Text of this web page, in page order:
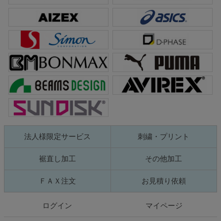
法人様限定サービス 刺繍・プリント
裾直し加工 その他加工
ＦＡＸ注文 お見積り依頼
ログイン マイページ